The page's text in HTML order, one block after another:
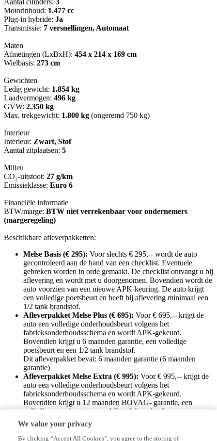
Aantal cilinders: 3
Motorinhoud: 1.477 cc
Plug-in hybride: Ja
Transmissie: 7 versnellingen, Automaat
Maten
Afmetingen (LxBxH): 454 x 214 x 169 cm
Wielbasis: 273 cm
Gewichten
Ledig gewicht: 1.854 kg
Laadvermogen: 496 kg
GVW: 2.350 kg
Max. trekgewicht: 1.800 kg (ongeremd 750 kg)
Interieur
Interieur: Zwart, Stof
Aantal zitplaatsen: 5
Milieu
CO₂-uitstoot: 27 g/km
Emissieklasse: Euro 6
Financiële informatie
BTW/marge: BTW niet verrekenbaar voor ondernemers
(margeregeling)
Beschikbare afleverpakketten:
Melse Basis (€ 295): Voor slechts € 295,-- wordt de auto
gecontroleerd aan de hand van een checklist. Eventuele
gebreken worden in orde gemaakt. De checklist ontvangt u bij
aflevering en wordt met u doorgenomen. Bovendien wordt de
auto voorzien van een nieuwe APK-keuring. De auto krijgt
een volledige poetsbeurt en heeft bij aflevering minimaal een
1/2 tank brandstof.
Afleverpakket Melse Plus (€ 695): Voor € 695,-- krijgt de
auto een volledige onderhoudsbeurt volgens het
fabrieksonderhoudsschema en wordt APK-gekeurd.
Bovendien krijgt u 6 maanden garantie, een volledige
poetsbeurt en een 1/2 tank brandstof.
Dit afleverpakket bevat: 6 maanden garantie (6 maanden
garantie)
Afleverpakket Melse Extra (€ 995): Voor € 995,-- krijgt de
auto een volledige onderhoudsbeurt volgens het
fabrieksonderhoudsschema en wordt APK-gekeurd.
Bovendien krijgt u 12 maanden BOVAG- garantie, een
volledige poetsbeurt en een 1/2 tank brandstof.
Dit afleverpakket bevat: Bovag garantie (12 maanden
garantie)
We value your privacy
By clicking “Accept All Cookies”, you agree to the storing of